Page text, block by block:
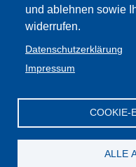
und ablehnen sowie
widerrufen.
Datenschutzerklärung
Impressum
COOKIE-
ALLE